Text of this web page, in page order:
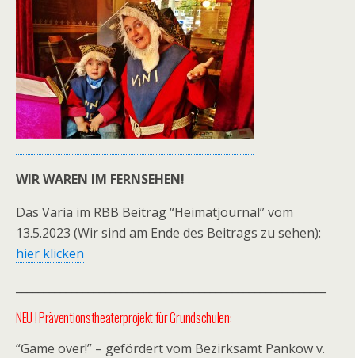
WIR WAREN IM FERNSEHEN!
Das Varia im RBB Beitrag “Heimatjournal” vom
13.5.2023 (Wir sind am Ende des Beitrags zu sehen):
hier klicken
NEU ! Präventionstheaterprojekt für Grundschulen:
“Game over!” – gefördert vom Bezirksamt Pankow v.